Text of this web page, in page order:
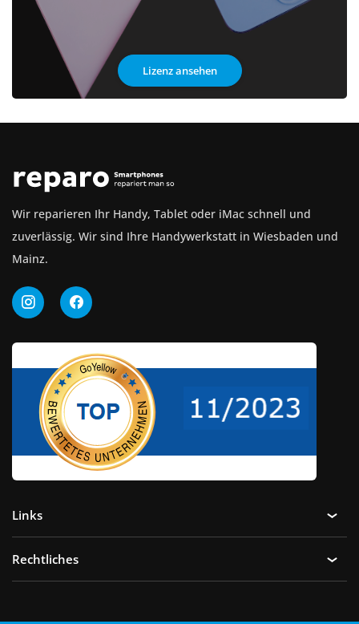
Lizenz ansehen
Wir reparieren Ihr Handy, Tablet oder iMac schnell und
zuverlässig. Wir sind Ihre Handywerkstatt in Wiesbaden und
Mainz.
Links
Rechtliches